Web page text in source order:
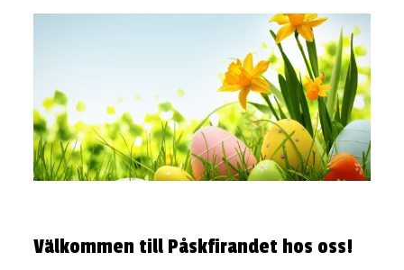
Välkommen till Påskfirandet hos oss!